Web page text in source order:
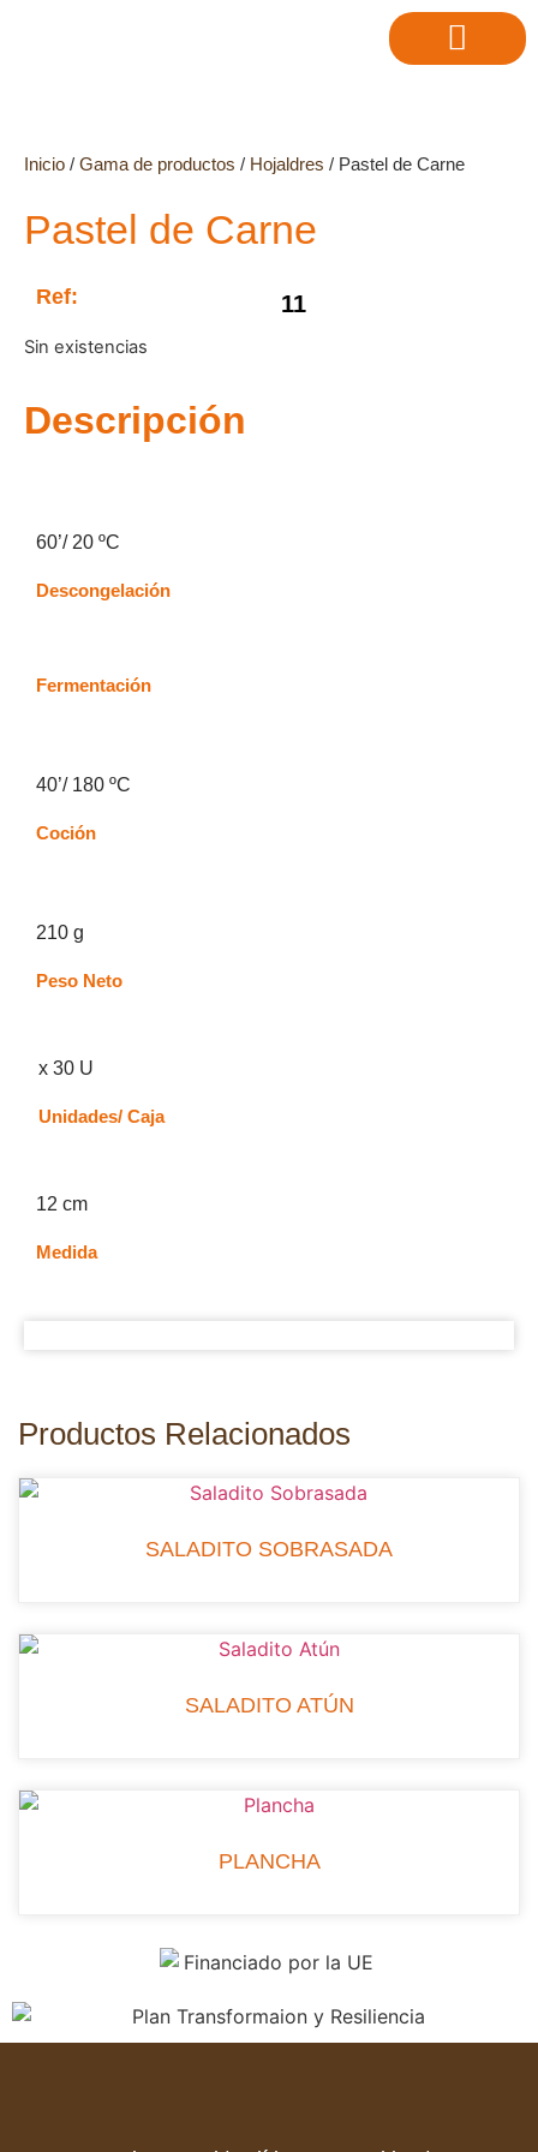
Inicio / Gama de productos / Hojaldres / Pastel de Carne
Pastel de Carne
Ref: 11
Sin existencias
Descripción
60’/ 20 ºC
Descongelación
Fermentación
40’/ 180 ºC
Coción
210 g
Peso Neto
x 30 U
Unidades/ Caja
12 cm
Medida
Productos Relacionados
SALADITO SOBRASADA
SALADITO ATÚN
PLANCHA